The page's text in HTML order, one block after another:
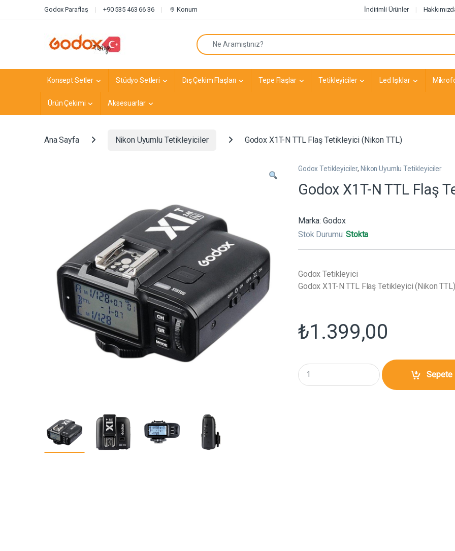
Godox Paraflaş +90 535 463 66 36 Konum İndirimli Ürünler
Arayın:
Konsept Setler Stüdyo Setleri Dış Çekim Flaşları Tepe Flaşlar Tetikleyiciler Led Işıklar
Ürün Çekimi Aksesuarlar
Ana Sayfa Nikon Uyumlu Tetikleyiciler Godox X1T-N TTL Flaş Tetikleyici (Nikon TTL)
Godox Tetikleyiciler, Nikon Uyumlu Tetikleyiciler
Godox X1T-N TTL Flaş
Marka: Godox
Stok Durumu:Stokta
Godox Tetikleyici
Godox X1T-N TTL Flaş Tetikleyici (Nikon TTL)
₺1.399,00
Godox X1T-N TTL Flaş Tetikleyici (Nikon
Sepete